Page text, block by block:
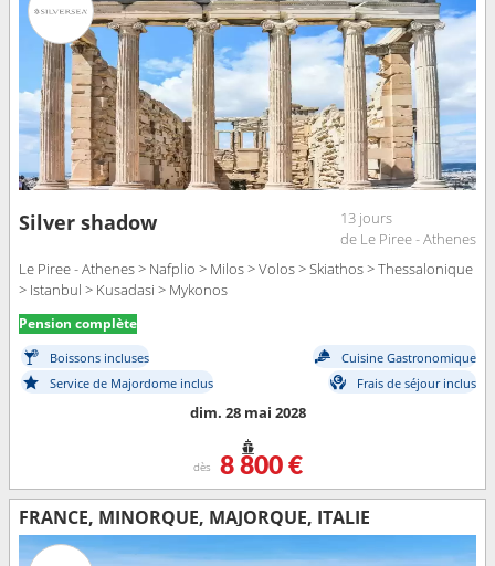
Silver shadow
13 jours
de Le Piree - Athenes
Le Piree - Athenes > Nafplio > Milos > Volos > Skiathos > Thessalonique
> Istanbul > Kusadasi > Mykonos
Pension complète
Boissons incluses
Cuisine Gastronomique
Service de Majordome inclus
Frais de séjour inclus
dim. 28 mai 2028
dès 8 800 €
FRANCE, MINORQUE, MAJORQUE, ITALIE